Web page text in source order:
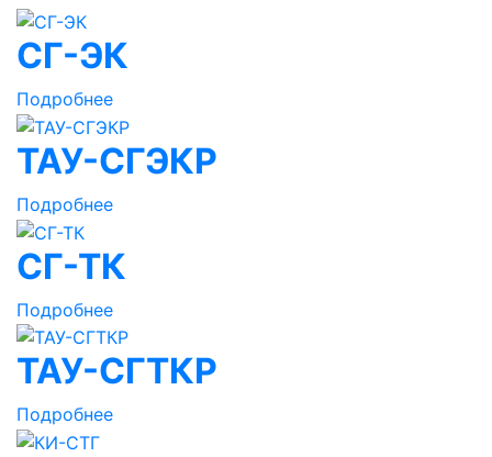
СГ-ЭК
Подробнее
ТАУ-СГЭКР
Подробнее
СГ-ТК
Подробнее
ТАУ-СГТКР
Подробнее